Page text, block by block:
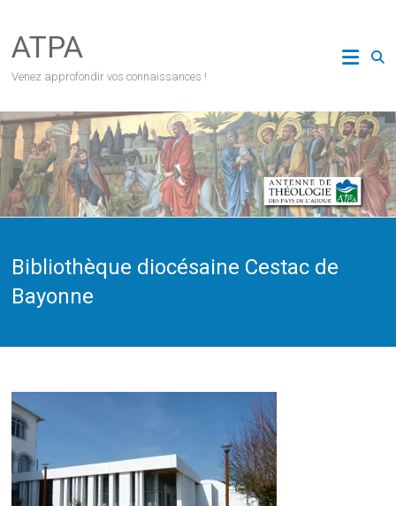
content
ATPA
Venez approfondir vos connaissances !
Bibliothèque diocésaine Cestac de
Bayonne